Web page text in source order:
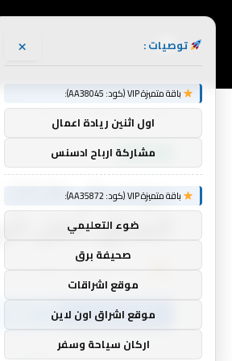
الرئيسية » أخبار الرياضة » مونديال 2026: الولايات المتحدة تؤكد إصابة كريستيان بوليسيتش بكسر في الساق خلال الهزيمة أمام بلجيكا
أخبار الرياضة
الساق خلال
فيسبوك
توصيات : ×
باقة متميزة VIP (كود: AA38045):
اول اثنين ريادة اعمال
مشاركة ارباح ادسنس
باقة متميزة VIP (كود: AA35872):
ضوء التعليمي
صحيفة برق
موقع اشراقات
موقع اشراق اون لاين
اركان سياحة وسفر